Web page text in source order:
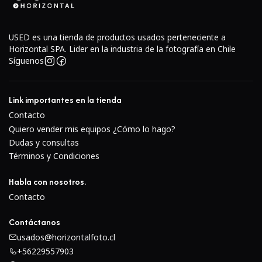
Imágenes HDR de alta calidadHDR habilitado para los
modos de vídeo (5.3K y 4K) y foto para representar más
detalles en tus sombras y luces. Captura vídeo de hasta
5,3K60 o fotos RAW de hasta 27MP con detalles nítidos y
calidad de imagen cinematográfica. Incluso puedes tomar
24,7MP de tus vídeos usando la aplicación Quik. Graba
2.7K de vídeo a una velocidad de 240 fotogramas para
USED es una tienda de productos usados perteneciente a
Horizontal SPA. Lider en la industria de la fotografía en Chile
Síguenos
Link importantes en la tienda
Contacto
Quiero vender mis equipos ¿Cómo lo hago?
Dudas y consultas
Términos y Condiciones
Habla con nosotros.
Contacto
Contáctanos
usados@horizontalfoto.cl
+56229557903